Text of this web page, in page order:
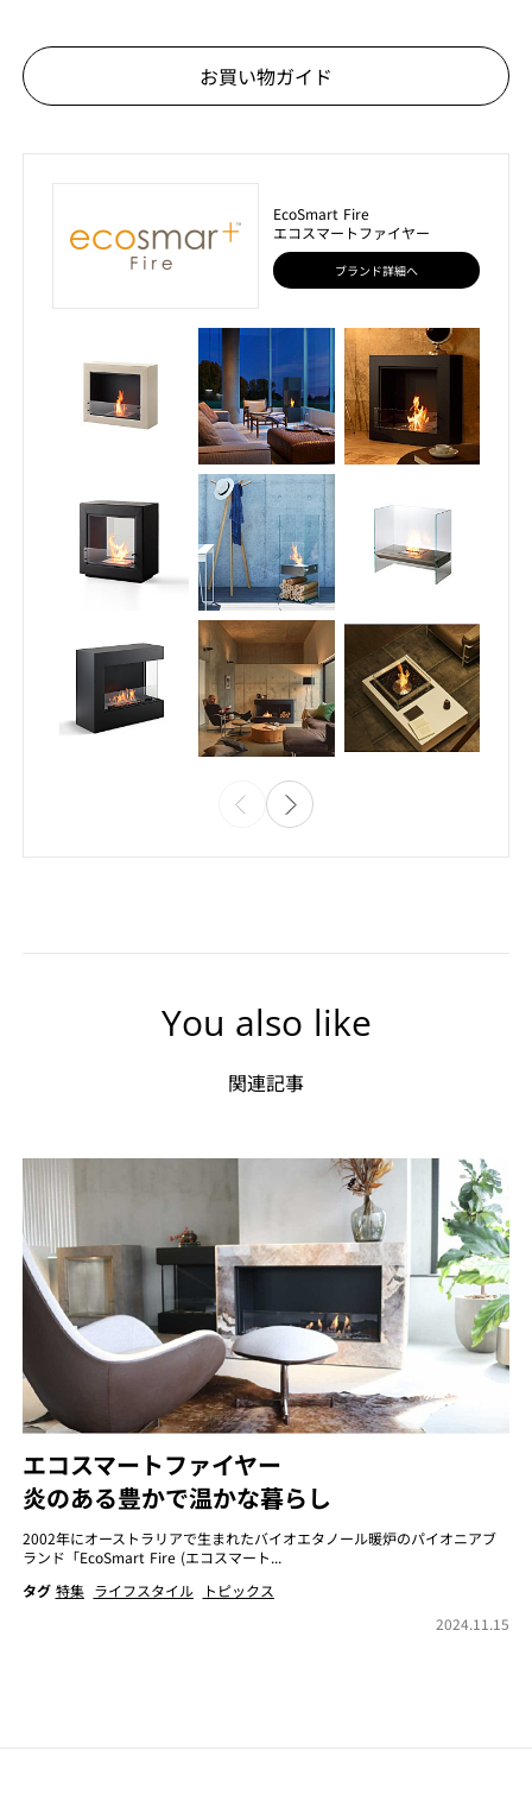
お買い物ガイド
EcoSmart Fire
エコスマートファイヤー
ブランド詳細へ
You also like
関連記事
エコスマートファイヤー
炎のある豊かで温かな暮らし
2002年にオーストラリアで生まれたバイオエタノール暖炉のパイオニアブ
ランド「EcoSmart Fire (エコスマート...
タグ 特集 ライフスタイル
トピックス
2024.11.15